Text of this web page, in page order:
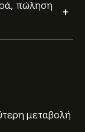
πώληση
+
μεταβολή